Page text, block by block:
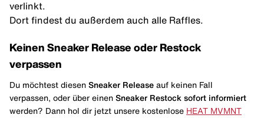
verlinkt.
Dort findest du außerdem auch alle Raffles.
Keinen Sneaker Release oder Restock
verpassen
Du möchtest diesen Sneaker Release auf keinen Fall
verpassen, oder über einen Sneaker Restock sofort informiert
werden? Dann hol dir jetzt unsere kostenlose HEAT MVMNT